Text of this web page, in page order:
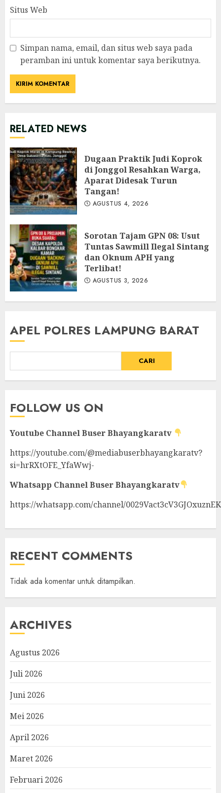
Situs Web
Simpan nama, email, dan situs web saya pada
peramban ini untuk komentar saya berikutnya.
RELATED NEWS
Dugaan Praktik Judi Koprok
di Jonggol Resahkan Warga,
Aparat Didesak Turun
Tangan!
AGUSTUS 4, 2026
‎Sorotan Tajam GPN 08: Usut
Tuntas Sawmill Ilegal Sintang
dan Oknum APH yang
Terlibat!
AGUSTUS 3, 2026
APEL POLRES LAMPUNG BARAT
CARI
FOLLOW US ON
Youtube ChannelBuser Bhayangkaratv
https://youtube.com/@mediabuserbhayangkaratv?
si=hrRXtOFE_YfaWwj-
Whatsapp ChannelBuser Bhayangkaratv
https://whatsapp.com/channel/
RECENT COMMENTS
Tidak ada komentar untuk ditampilkan.
ARCHIVES
Agustus 2026
Juli 2026
Juni 2026
Mei 2026
April 2026
Maret 2026
Februari 2026